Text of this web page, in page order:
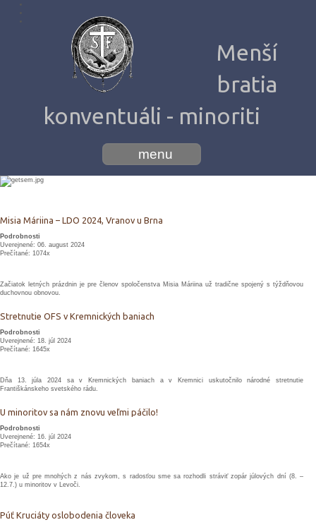
Menší
bratia
konventuáli - minoriti
menu
Misia Máriina – LDO 2024, Vranov u Brna
Podrobnosti
Uverejnené: 06. august 2024
Prečítané: 1074x
Začiatok letných prázdnin je pre členov spoločenstva Misia Máriina už tradične spojený s týždňovou
duchovnou obnovou.
Stretnutie OFS v Kremnických baniach
Podrobnosti
Uverejnené: 18. júl 2024
Prečítané: 1645x
Dňa 13. júla 2024 sa v Kremnických baniach a v Kremnici uskutočnilo národné stretnutie
Františkánskeho svetského rádu.
U minoritov sa nám znovu veľmi páčilo!
Podrobnosti
Uverejnené: 16. júl 2024
Prečítané: 1654x
Ako je už pre mnohých z nás zvykom, s radosťou sme sa rozhodli stráviť zopár júlových dní (8. –
12.7.) u minoritov v Levoči.
Púť Kruciáty oslobodenia človeka